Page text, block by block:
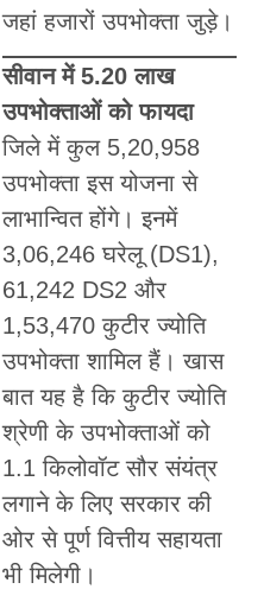
जहां हजारों उपभोक्ता जुड़े।
सीवान में 5.20 लाख
उपभोक्ताओं को फायदा
जिले में कुल 5,20,958
उपभोक्ता इस योजना से
लाभान्वित होंगे। इनमें
3,06,246 घरेलू (DS1),
61,242 DS2 और
1,53,470 कुटीर ज्योति
उपभोक्ता शामिल हैं। खास
बात यह है कि कुटीर ज्योति
श्रेणी के उपभोक्ताओं को
1.1 किलोवॉट सौर संयंत्र
लगाने के लिए सरकार की
ओर से पूर्ण वित्तीय सहायता
भी मिलेगी।